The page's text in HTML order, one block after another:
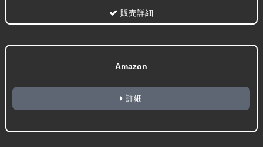
販売詳細
Amazon
詳細